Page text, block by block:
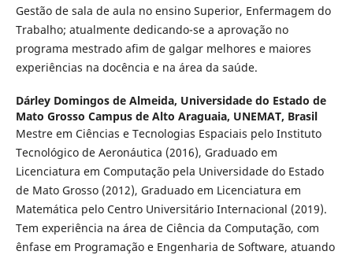
Gestão de sala de aula no ensino Superior, Enfermagem do
Trabalho; atualmente dedicando-se a aprovação no
programa mestrado afim de galgar melhores e maiores
experiências na docência e na área da saúde.
Dárley Domingos de Almeida, Universidade do Estado de
Mato Grosso Campus de Alto Araguaia, UNEMAT, Brasil
Mestre em Ciências e Tecnologias Espaciais pelo Instituto
Tecnológico de Aeronáutica (2016), Graduado em
Licenciatura em Computação pela Universidade do Estado
de Mato Grosso (2012), Graduado em Licenciatura em
Matemática pelo Centro Universitário Internacional (2019).
Tem experiência na área de Ciência da Computação, com
ênfase em Programação e Engenharia de Software, atuando